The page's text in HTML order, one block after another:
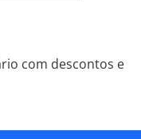
com descontos e